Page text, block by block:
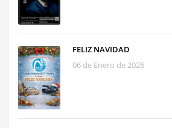
FELIZ NAVIDAD
06 de Enero de 2026